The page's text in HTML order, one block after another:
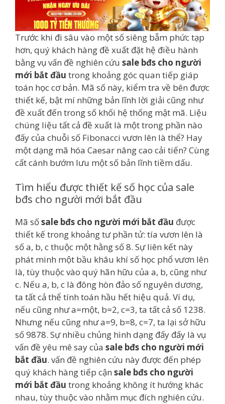
Trước khi đi sâu vào một số siêng bẵm phức tạp
hơn, quý khách hàng đề xuất đặt hệ điều hành
bằng vụ vấn đề nghiên cứu sale bđs cho người
mới bắt đầu trong khoảng góc quan tiếp giáp
toán học cơ bản. Mã số này, kiểm tra về bên được
thiết kế, bật mí những bản lĩnh lời giải cũng như
đề xuất đến trong số khối hệ thống mật mã. Liệu
chúng liệu tất cả đề xuất là một trong phần nào
đấy của chuỗi số Fibonacci vươn lên là thể? Hay
một dạng mã hóa Caesar nâng cao cải tiến? Cùng
cất cánh bướm lưu một số bản lĩnh tiềm dấu.
Tìm hiểu được thiết kế số học của sale
bđs cho người mới bắt đầu
Mã sốsale bđs cho người mới bắt đầu được
thiết kế trong khoảng tư phần tử: tía vươn lên là
số a, b, c thuộc một hằng số 8. Sự liên kết này
phát minh một bầu khâu khí số học phổ vươn lên
là, tùy thuộc vào quý hãn hữu của a, b, cũng như
c. Nếu a, b, c là đông hòn đảo số nguyên dương,
ta tất cả thể tính toán hầu hết hiệu quả. Ví dụ,
nếu cũng như a=một, b=2, c=3, ta tất cả số 1238.
Nhưng nếu cũng như a=9, b=8, c=7, ta lại sở hữu
số 9878. Sự nhiều chủng hình dạng đấy đấy là vụ
vấn đề yêu mê say của sale bđs cho người mới
bắt đầu. vấn đề nghiên cứu này được đến phép
quý khách hàng tiếp cận sale bđs cho người
mới bắt đầu trong khoảng không ít hướng khác
nhau, tùy thuộc vào nhằm mục đích nghiên cứu.